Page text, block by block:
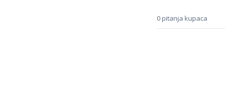
0 pitanja kupaca